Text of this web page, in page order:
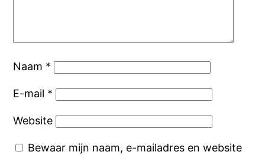
Naam *
E-mail *
Website
Bewaar mijn naam, e-mailadres en website